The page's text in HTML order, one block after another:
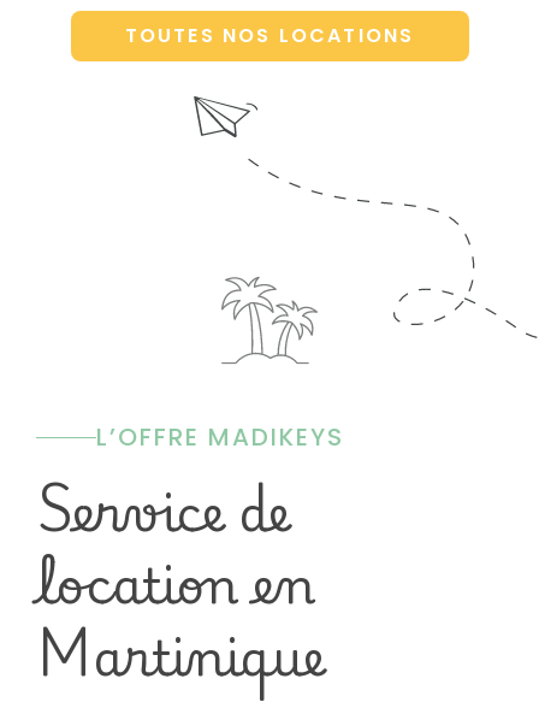
TOUTES NOS LOCATIONS
L’OFFRE MADIKEYS
Service de
location en
Martinique